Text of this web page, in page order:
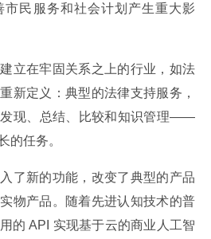
民服务和社会计划产生重大影
立在牢固关系之上的行业，如法
新定义：典型的法律支持服务，
现、总结、比较和知识管理——
的任务。
了新的功能，改变了典型的产品
物产品。随着先进认知技术的普
的 API 实现基于云的商业人工智